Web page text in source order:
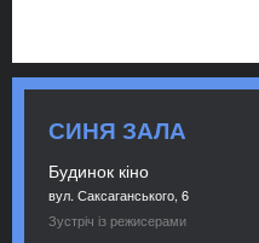
СИНЯ ЗАЛА
Будинок кіно
вул. Саксаганського, 6
Зустріч із режисерами